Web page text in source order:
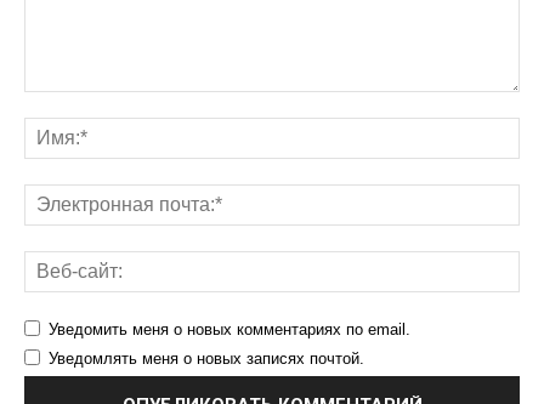
Уведомить меня о новых комментариях по email.
Уведомлять меня о новых записях почтой.